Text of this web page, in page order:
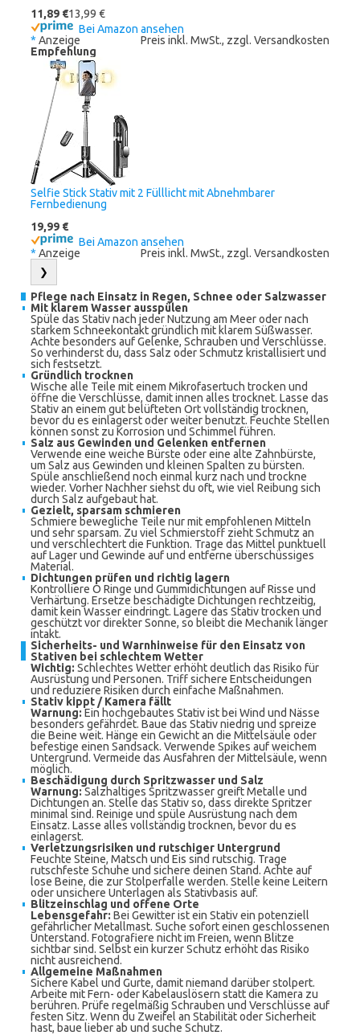
11,89 €13,99 €
Bei Amazon ansehen
* Anzeige
Preis inkl. MwSt., zzgl. Versandkosten
Empfehlung
Selfie Stick Stativ mit 2 Fülllicht mit Abnehmbarer
Fernbedienung
19,99 €
Bei Amazon ansehen
* Anzeige Preis inkl. MwSt., zzgl. Versandkosten
❯
Pflege nach Einsatz in Regen, Schnee oder Salzwasser
Mit klarem Wasser ausspülen
Spüle das Stativ nach jeder Nutzung am Meer oder nach
starkem Schneekontakt gründlich mit klarem Süßwasser.
Achte besonders auf Gelenke, Schrauben und Verschlüsse.
So verhinderst du, dass Salz oder Schmutz kristallisiert und
sich festsetzt.
Gründlich trocknen
Wische alle Teile mit einem Mikrofasertuch trocken und
öffne die Verschlüsse, damit innen alles trocknet. Lasse das
Stativ an einem gut belüfteten Ort vollständig trocknen,
bevor du es einlagerst oder weiter benutzt. Feuchte Stellen
können sonst zu Korrosion und Schimmel führen.
Salz aus Gewinden und Gelenken entfernen
Verwende eine weiche Bürste oder eine alte Zahnbürste,
um Salz aus Gewinden und kleinen Spalten zu bürsten.
Spüle anschließend noch einmal kurz nach und trockne
wieder. Vorher Nachher siehst du oft, wie viel Reibung sich
durch Salz aufgebaut hat.
Gezielt, sparsam schmieren
Schmiere bewegliche Teile nur mit empfohlenen Mitteln
und sehr sparsam. Zu viel Schmierstoff zieht Schmutz an
und verschlechtert die Funktion. Trage das Mittel punktuell
auf Lager und Gewinde auf und entferne überschüssiges
Material.
Dichtungen prüfen und richtig lagern
Kontrolliere O Ringe und Gummidichtungen auf Risse und
Verhärtung. Ersetze beschädigte Dichtungen rechtzeitig,
damit kein Wasser eindringt. Lagere das Stativ trocken und
geschützt vor direkter Sonne, so bleibt die Mechanik länger
intakt.
Sicherheits- und Warnhinweise für den Einsatz von
Stativen bei schlechtem Wetter
Wichtig: Schlechtes Wetter erhöht deutlich das Risiko für
Ausrüstung und Personen. Triff sichere Entscheidungen
und reduziere Risiken durch einfache Maßnahmen.
Stativ kippt / Kamera fällt
Warnung: Ein hochgebautes Stativ ist bei Wind und Nässe
besonders gefährdet. Baue das Stativ niedrig und spreize
die Beine weit. Hänge ein Gewicht an die Mittelsäule oder
befestige einen Sandsack. Verwende Spikes auf weichem
Untergrund. Vermeide das Ausfahren der Mittelsäule, wenn
möglich.
Beschädigung durch Spritzwasser und Salz
Warnung: Salzhaltiges Spritzwasser greift Metalle und
Dichtungen an. Stelle das Stativ so, dass direkte Spritzer
minimal sind. Reinige und spüle Ausrüstung nach dem
Einsatz. Lasse alles vollständig trocknen, bevor du es
einlagerst.
Verletzungsrisiken und rutschiger Untergrund
Feuchte Steine, Matsch und Eis sind rutschig. Trage
rutschfeste Schuhe und sichere deinen Stand. Achte auf
lose Beine, die zur Stolperfalle werden. Stelle keine Leitern
oder unsichere Unterlagen als Stativbasis auf.
Blitzeinschlag und offene Orte
Lebensgefahr: Bei Gewitter ist ein Stativ ein potenziell
gefährlicher Metallmast. Suche sofort einen geschlossenen
Unterstand. Fotografiere nicht im Freien, wenn Blitze
sichtbar sind. Selbst ein kurzer Schutz erhöht das Risiko
nicht ausreichend.
Allgemeine Maßnahmen
Sichere Kabel und Gurte, damit niemand darüber stolpert.
Arbeite mit Fern- oder Kabelauslösern statt die Kamera zu
berühren. Prüfe regelmäßig Schrauben und Verschlüsse auf
festen Sitz. Wenn du Zweifel an Stabilität oder Sicherheit
hast, baue lieber ab und suche Schutz.